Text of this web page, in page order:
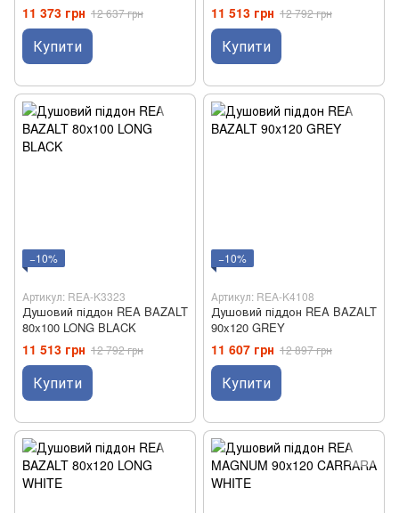
11 373 грн 12 637 грн
Купити
11 513 грн 12 792 грн
Купити
−10%
Артикул: REA-K3323
Душовий піддон REA BAZALT
80x100 LONG BLACK
11 513 грн 12 792 грн
Купити
−10%
Артикул: REA-K4108
Душовий піддон REA BAZALT
90x120 GREY
11 607 грн 12 897 грн
Купити